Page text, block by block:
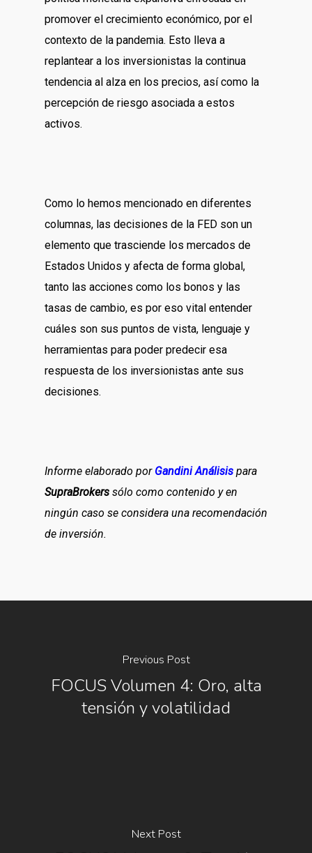
promover el crecimiento económico, por el
contexto de la pandemia. Esto lleva a
replantear a los inversionistas la continua
tendencia al alza en los precios, así como la
percepción de riesgo asociada a estos
activos.
Como lo hemos mencionado en diferentes
columnas, las decisiones de la FED son un
elemento que trasciende los mercados de
Estados Unidos y afecta de forma global,
tanto las acciones como los bonos y las
tasas de cambio, es por eso vital entender
cuáles son sus puntos de vista, lenguaje y
herramientas para poder predecir esa
respuesta de los inversionistas ante sus
decisiones.
Informe elaborado por Gandini Análisis para
SupraBrokers sólo como contenido y en
ningún caso se considera una recomendación
de inversión.
Previous Post
FOCUS Volumen 4: Oro, alta
tensión y volatilidad
Next Post